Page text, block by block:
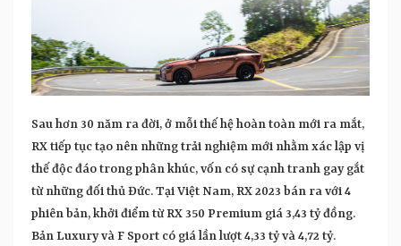
Sau hơn 30 năm ra đời, ở mỗi thế hệ hoàn toàn mới ra mắt,
RX tiếp tục tạo nên những trải nghiệm mới nhằm xác lập vị
thế độc đáo trong phân khúc, vốn có sự cạnh tranh gay gắt
từ những đối thủ Đức. Tại Việt Nam, RX 2023 bán ra với 4
phiên bản, khởi điểm từ RX 350 Premium giá 3,43 tỷ đồng.
Bản Luxury và F Sport có giá lần lượt 4,33 tỷ và 4,72 tỷ.